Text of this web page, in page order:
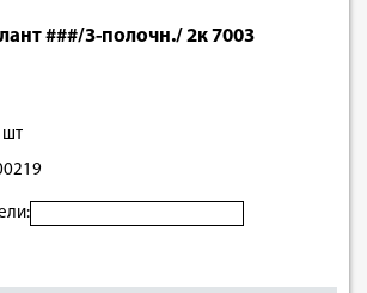
###/3-полочн./ 2к 7003
шт